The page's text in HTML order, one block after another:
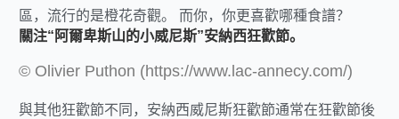
區，流行的是橙花奇觀。 而你，你更喜歡哪種食譜？
關注“阿爾卑斯山的小威尼斯”安納西狂歡節。
© Olivier Puthon (https://www.lac-annecy.com/)
與其他狂歡節不同，安納西威尼斯狂歡節通常在狂歡節後